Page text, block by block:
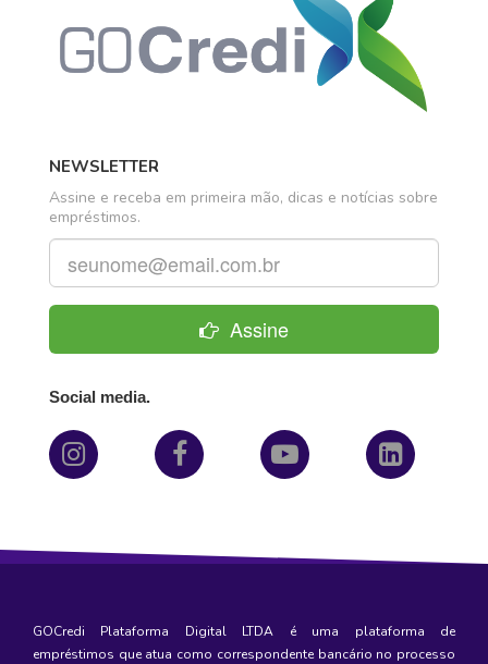
NEWSLETTER
Assine e receba em primeira mão, dicas e notícias sobre
empréstimos.
Assine
Social media.
GOCredi Plataforma Digital LTDA é uma plataforma de
empréstimos que atua como correspondente bancário no processo